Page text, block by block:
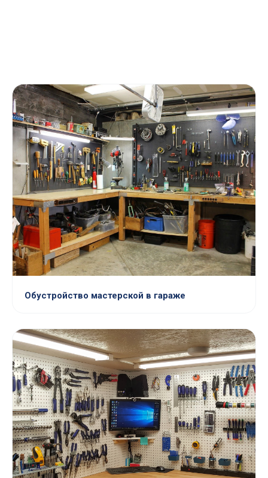
Обустройство мастерской в гараже